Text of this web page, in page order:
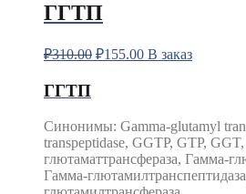
ГГТП
₽310.00 ₽155.00 В заказ
ГГТП
Синонимы: Gamma-glutamyl
transpeptidase, GGTP, GTP,
глютаматтрансфераза, Гамма-
Гамма-